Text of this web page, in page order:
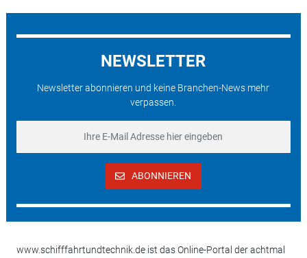
NEWSLETTER
Newsletter abonnieren und keine Branchen-News mehr
verpassen.
ABONNIEREN
www.schifffahrtundtechnik.de ist das Online-Portal der achtmal